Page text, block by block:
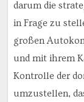
darum die
in Frage zu
großen
und mit ihrem
Kontrolle der
umzustellen,